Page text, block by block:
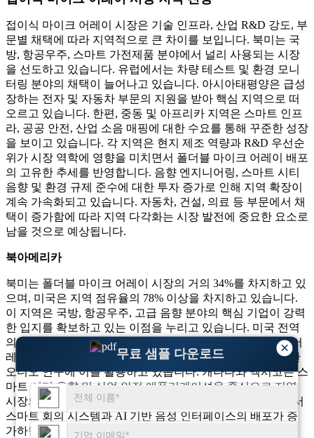
×
무료 샘플 다운로드
접이식 마이크 어레이 시장은 기술 인프라, 산업 R&D 강도, 부
문별 채택에 따라 지역적으로 큰 차이를 보입니다. 북미는 국
방, 항공우주, 스마트 가전제품 분야에서 널리 사용되는 시장
을 선도하고 있습니다. 유럽에서는 차량 테스트 및 환경 모니
터링 분야의 채택이 늘어나고 있습니다. 아시아태평양은 급성
장하는 전자 및 자동차 부문의 지원을 받아 핵심 지역으로 떠
오르고 있습니다. 한편, 중동 및 아프리카 지역은 스마트 인프
라, 공공 안전, 산업 소음 매핑에 대한 수요를 통해 꾸준한 성장
을 보이고 있습니다. 각 지역은 현지 제조 역량과 R&D 우선순
위가 시장 역학에 영향을 미치면서 폴더블 마이크 어레이 배포
의 고유한 추세를 반영합니다. 음향 엔지니어링, 스마트 시티
음향 및 환경 규제 준수에 대한 투자 증가로 인해 지역 확장이
계속 가속화되고 있습니다. 자동차, 건설, 의료 등 부문에서 채
택이 증가함에 따라 지역 다각화는 시장 발전에 중요한 요소로
남을 것으로 예상됩니다.
북아메리카
북미는 폴더블 마이크 어레이 시장의 거의 34%를 차지하고 있
으며, 미국은 지역 점유율의 78% 이상을 차지하고 있습니다.
이 지역은 국방, 항공우주, 고급 음향 분야의 핵심 기업이 강력
한 입지를 확보하고 있는 이점을 누리고 있습니다. 미국 전역
의 자동차 R&D 연구소 중 약 49%가 소음 테스트에 폴더블 어
레이를 사용하고 있으며, 대학 및 연구 기관의 약 44%가 공간
오디오 연구에 이를 활용하고 있습니다. 캐나다와 멕시코는 스
마트 시티 음향 및 산업 안전 애플리케이션을 중심으로 지역
시장의 각각 12%와 10%를 기여하고 있습니다. 북미 지역에서
스마트 회의 시스템과 AI 기반 음성 인터페이스의 배포가 증
가하면서 시장 규모와 통합 밀도가 크게 확대되고 있습니다.